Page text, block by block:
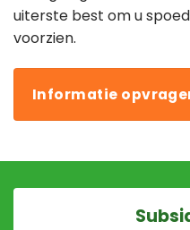
uiterste best om u
voorzien.
Informatie